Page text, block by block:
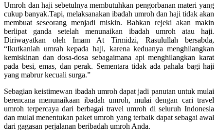
Umroh dan haji sebetulnya membutuhkan pengorbanan materi yang
cukup banyak.Tapi, melaksanakan ibadah umroh dan haji tidak akan
membuat seseorang menjadi miskin. Bahkan rejeki akan makin
berlipat ganda setelah menunaikan ibadah umroh atau haji.
Diriwayatkan oleh Imam At Tirmidzi, Rasulullah bersabda,
“Ikutkanlah umrah kepada haji, karena keduanya menghilangkan
kemiskinan dan dosa-dosa sebagaimana api menghilangkan karat
pada besi, emas, dan perak. Sementara tidak ada pahala bagi haji
yang mabrur kecuali surga.”
Sebagian keistimewan ibadah umroh dapat jadi panutan untuk mulai
berencana menunaikaan ibadah umroh, mulai dengan cari travel
umroh terpercaya dari berbagai travel umroh di seluruh Indonesia
dan mulai menentukan paket umroh yang terbaik dapat sebagai awal
dari gagasan perjalanan beribadah umroh Anda.